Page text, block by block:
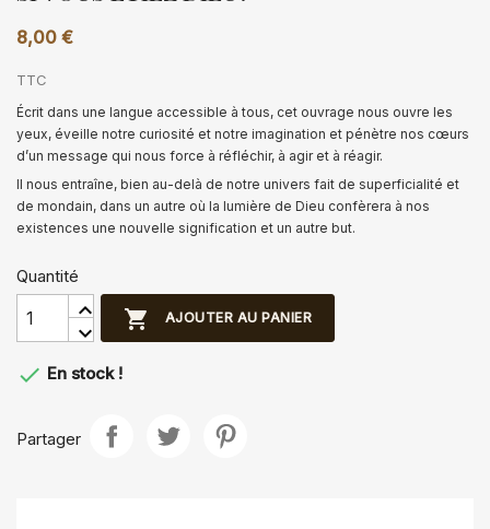
8,00 €
TTC
Écrit dans une langue accessible à tous, cet ouvrage nous ouvre les
yeux, éveille notre curiosité et notre imagination et pénètre nos cœurs
d’un message qui nous force à réfléchir, à agir et à réagir.
Il nous entraîne, bien au-delà de notre univers fait de superficialité et
de mondain, dans un autre où la lumière de Dieu confèrera à nos
existences une nouvelle signification et un autre but.
Quantité
 AJOUTER AU PANIER
 En stock !
Partager